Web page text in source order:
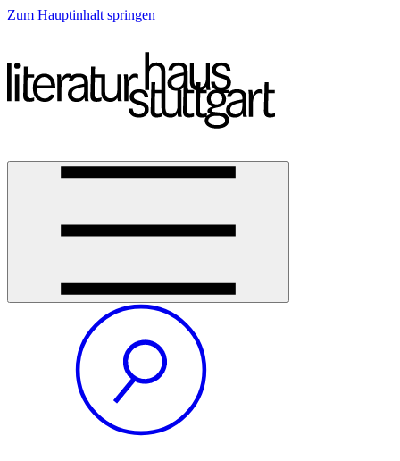
Zum Hauptinhalt springen